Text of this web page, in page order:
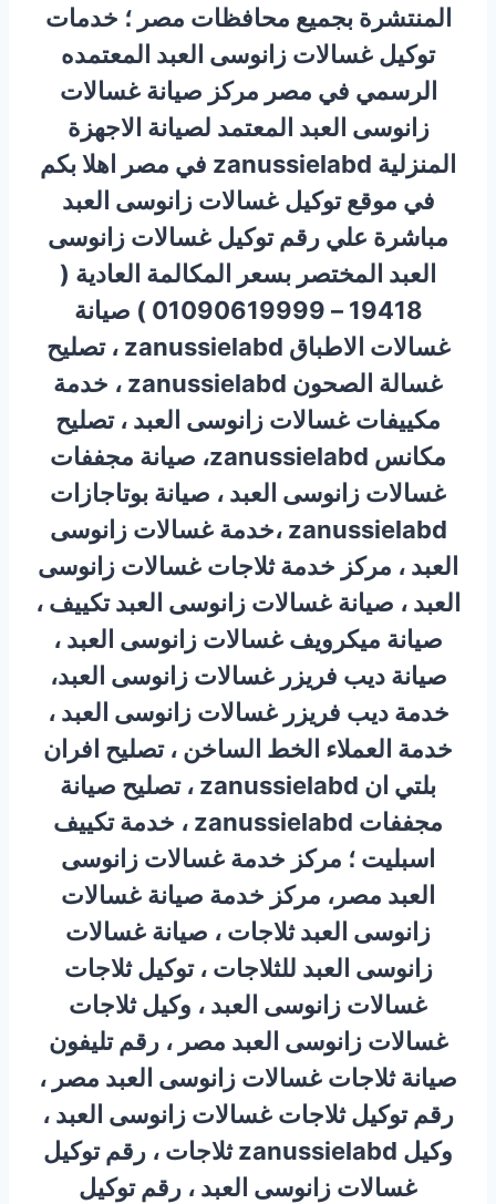
المنتشرة بجميع محافظات مصر ؛ خدمات
توكيل غسالات زانوسى العبد المعتمده
الرسمي في مصر مركز صيانة غسالات
زانوسى العبد المعتمد لصيانة الاجهزة
المنزلية zanussielabd في مصر اهلا بكم
في موقع توكيل غسالات زانوسى العبد
مباشرة علي رقم توكيل غسالات زانوسى
العبد المختصر بسعر المكالمة العادية (
19418 – 01090619999 ) صيانة
غسالات الاطباق zanussielabd ، تصليح
غسالة الصحون zanussielabd ، خدمة
مكييفات غسالات زانوسى العبد ، تصليح
مكانس zanussielabd، صيانة مجففات
غسالات زانوسى العبد ، صيانة بوتاجازات
zanussielabd ،خدمة غسالات زانوسى
العبد ، مركز خدمة ثلاجات غسالات زانوسى
العبد ، صيانة غسالات زانوسى العبد تكييف ،
صيانة ميكرويف غسالات زانوسى العبد ،
صيانة ديب فريزر غسالات زانوسى العبد،
خدمة ديب فريزر غسالات زانوسى العبد ،
خدمة العملاء الخط الساخن ، تصليح افران
بلتي ان zanussielabd ، تصليح صيانة
مجففات zanussielabd ، خدمة تكييف
اسبليت ؛ مركز خدمة غسالات زانوسى
العبد مصر، مركز خدمة صيانة غسالات
زانوسى العبد ثلاجات ، صيانة غسالات
زانوسى العبد للثلاجات ، توكيل ثلاجات
غسالات زانوسى العبد ، وكيل ثلاجات
غسالات زانوسى العبد مصر ، رقم تليفون
صيانة ثلاجات غسالات زانوسى العبد مصر ،
رقم توكيل ثلاجات غسالات زانوسى العبد ،
وكيل zanussielabd ثلاجات ، رقم توكيل
غسالات زانوسى العبد ، رقم توكيل